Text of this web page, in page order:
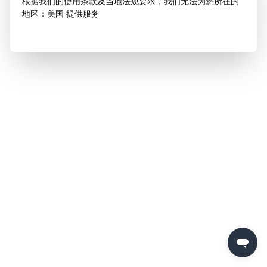
地区：美国 提供服务